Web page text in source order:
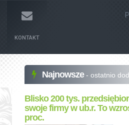
KONTAKT
Najnowsze - ostatnio
Blisko 200 tys.
swoje firmy w ub.r. To
proc.